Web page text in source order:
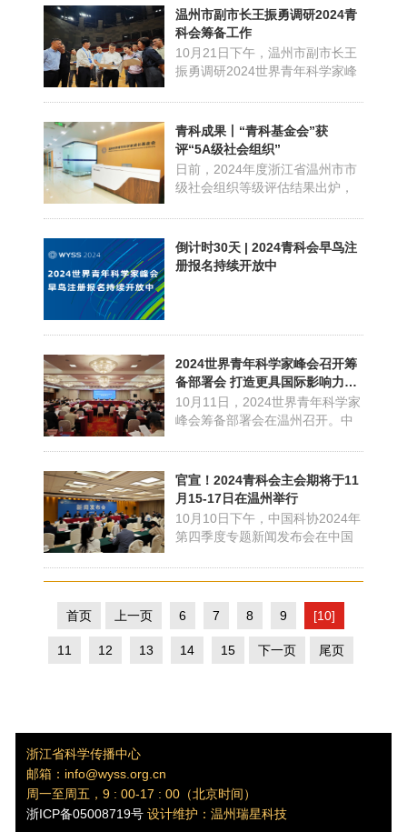
愿望。”世界青年科学家峰会（以
下简称青科会）已连续两年成功
举办欧洲专场，时任中国驻欧盟
使团时任团长、特命全权大使傅
聪在参加2023青科会欧洲...
温州市副市长王振勇调研2024青
科会筹备工作
10月21日下午，温州市副市长王
振勇调研2024世界青年科学家峰
工作专班，慰问专班人员并开展
座谈会。世界青年科学家联合会
拟任秘书长高春波，温州市科协
党组书记、副主席林建波，瓯海
区委副书记、区长刘云峰，瓯海
区委常委、副区长林照光等出...
青科成果丨“青科基金会”获
评“5A级社会组织”
日前，2024年度浙江省温州市市
级社会组织等级评估结果出炉，
（以下简称“青科基金会”）首次参
加评级并获得“5A级社会组织”。
据悉，社会组织等级评估是国家
倒计时30天 | 2024青科会早鸟注
册报名持续开放中
2024世界青年科学家峰会召开筹
备部署会 打造更具国际影响力的
科技盛会
10月11日，2024世界青年科学家
峰会筹备部署会在温州召开。中
温州市委副书记张加波，浙江省
科协党组成员、副主席郭寄良，
省科协组人部部长、二级巡视员
王央杰出席会议。会议由温州市
政府副市长王振勇主持。2024世
界青年科学家峰会筹备部署会...
官宣！2024青科会主会期将于11
月15-17日在温州举行
10月10日下午，中国科协2024年
第四季度专题新闻发布会在中国
组织人事部副部长宫飞介绍青科
科协副主席曾肖芃介绍2024青科
会总体安排；温州市副市长王振
勇介绍2024青科会筹备情况，现
首页 上一页 6 7 8 9 [10]
11 12 13 14 15 下一页 尾页
浙江省科学传播中心
邮箱：info@wyss.org.cn
周一至周五，9 : 00-17 : 00（北京时间）
浙ICP备05008719号 设计维护：温州瑞星科技